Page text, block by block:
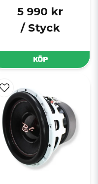
5 990 kr
/ Styck
KÖP